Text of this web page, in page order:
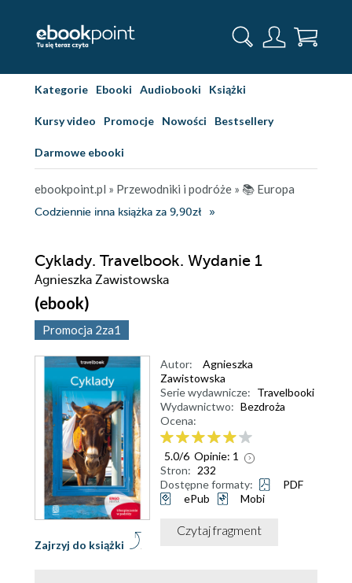
Kategorie Ebooki Audiobooki Książki
Kursy video Promocje Nowości Bestsellery
Darmowe ebooki
ebookpoint.pl » Przewodniki i podróże » 📚 Europa
Codziennie inna książka za 9,90zł
Cyklady. Travelbook. Wydanie 1
Agnieszka Zawistowska
(ebook)
Promocja 2za1
Zajrzyj do książki
Autor:
Agnieszka
Zawistowska
Serie wydawnicze: Travelbooki
Wydawnictwo: Bezdroża
Ocena:
5.0/6 Opinie: 1
Stron: 232
Dostępne formaty:
PDF
ePub
Mobi
Czytaj fragment